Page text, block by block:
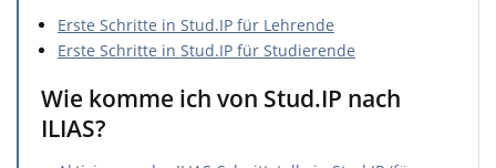
Erste Schritte in Stud.IP für Lehrende
Erste Schritte in Stud.IP für Studierende
Wie komme ich von Stud.IP nach
ILIAS?